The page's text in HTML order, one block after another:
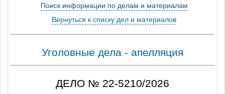
Поиск информации по делам и материалам
Вернуться к списку дел и материалов
Уголовные дела - апелляция
ДЕЛО № 22-5210/2026